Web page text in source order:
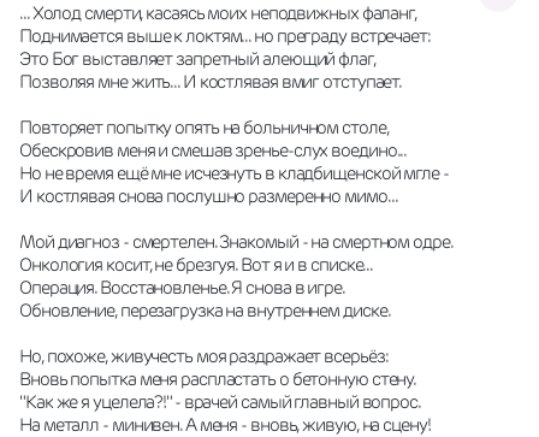
... Холод смерти, касаясь моих неподвижных фаланг,
Поднимается выше к локтям... но преграду встречает:
Это Бог выставляет запретный алеющий флаг,
Позволяя мне жить... И костлявая вмиг отступает.
Повторяет попытку опять на больничном столе,
Обескровив меня и смешав зренье-слух воедино...
Но не время ещё мне исчезнуть в кладбищенской мгле -
И костлявая снова послушно размеренно мимо...
Мой диагноз - смертелен. Знакомый - на смертном одре.
Онкология косит, не брезгуя. Вот я и в списке...
Операция. Восстановленье. Я снова в игре.
Обновление, перезагрузка на внутреннем диске.
Но, похоже, живучесть моя раздражает всерьёз:
Вновь попытка меня распластать о бетонную стену.
"Как же я уцелела?!" - врачей самый главный вопрос.
На металл - минивен. А меня - вновь, живую, на сцену!